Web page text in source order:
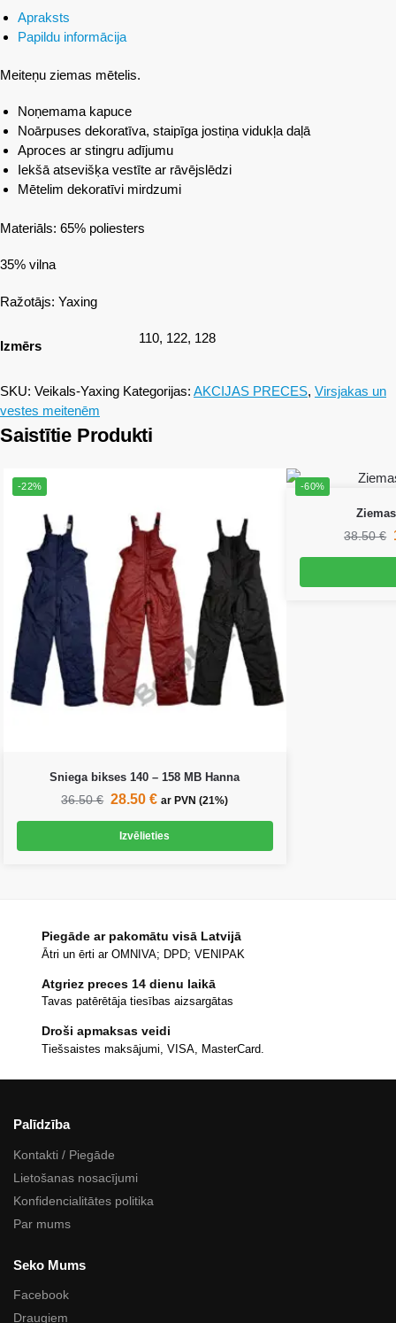
Apraksts
Papildu informācija
Meiteņu ziemas mētelis.
Noņemama kapuce
Noārpuses dekoratīva, staipīga jostiņa vidukļa daļā
Aproces ar stingru adījumu
Iekšā atsevišķa vestīte ar rāvējslēdzi
Mētelim dekoratīvi mirdzumi
Materiāls: 65% poliesters
35% vilna
Ražotājs: Yaxing
Izmērs
110, 122, 128
SKU: Veikals-Yaxing Kategorijas: AKCIJAS PRECES, Virsjakas un
vestes meitenēm
Saistītie Produkti
-22%
Sniega bikses 140 – 158 MB Hanna
36.50€ 28.50€ ar PVN (21%)
Izvēlieties
-60%
38.50€
Piegāde ar pakomātu visā Latvijā
Ātri un ērti ar OMNIVA; DPD; VENIPAK
Atgriez preces 14 dienu laikā
Tavas patērētāja tiesības aizsargātas
Droši apmaksas veidi
Tiešsaistes maksājumi, VISA, MasterCard.
Palīdzība
Kontakti / Piegāde
Lietošanas nosacījumi
Konfidencialitātes politika
Par mums
Seko Mums
Facebook
Draugiem